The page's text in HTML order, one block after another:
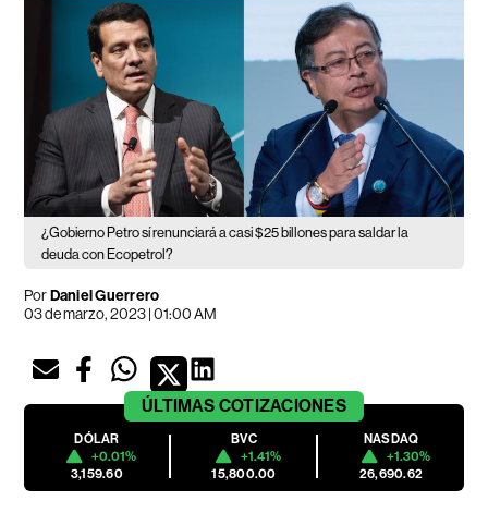
¿Gobierno Petro sí renunciará a casi $25 billones para saldar la
deuda con Ecopetrol?
PorDaniel Guerrero
03 de marzo, 2023 | 01:00 AM
ÚLTIMAS COTIZACIONES
DÓLAR
+0.01%
3,159.60
BVC
+1.41%
15,800.00
NASDAQ
+1.30%
26,690.62